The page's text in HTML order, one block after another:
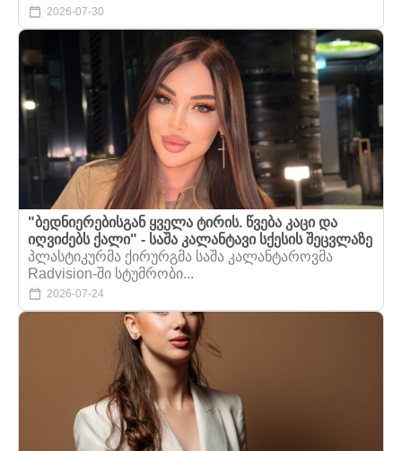
2026-07-30
"ბედნიერებისგან ყველა ტირის. წვება კაცი და
იღვიძებს ქალი" - საშა კალანტავი სქესის შეცვლაზე
პლასტიკურმა ქირურგმა საშა კალანტაროვმა
Radvision-ში სტუმრობი...
2026-07-24